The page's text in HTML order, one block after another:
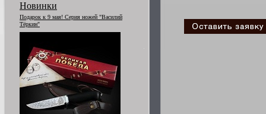
Новинки
Подарок к 9 мая! Серия ножей "Василий
Тёркин"